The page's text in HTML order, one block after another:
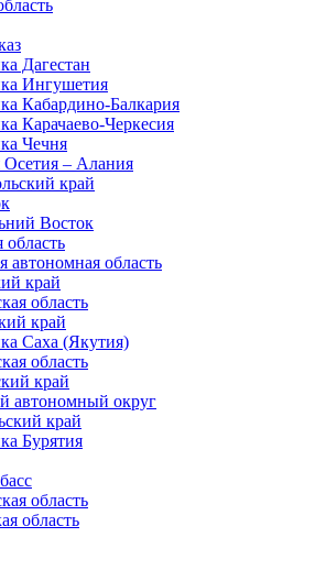
Дагестан
Ингушетия
Кабардино-Балкария
Карачаево-Черкесия
Чечня
Осетия – Алания
край
Восток
область
автономная область
край
область
край
Саха (Якутия)
область
край
автономный округ
край
Бурятия
область
область